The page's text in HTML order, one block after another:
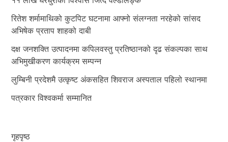
रितेश शर्मामाथिको कुटपिट घटनामा आफ्नो संलग्नता नरहेको सांसद
अभिषेक प्रताप शाहको दाबी
दक्ष जनशक्ति उत्पादनमा कपिलवस्तु प्रतिष्ठानको दृढ संकल्पका साथ
अभिमुखीकरण कार्यक्रम सम्पन्न
लुम्बिनी प्रदेशमै उत्कृष्ट अंकसहित शिवराज अस्पताल पहिलो स्थानमा
पत्रकार विश्वकर्मा सम्मानित
गृहपृष्ठ